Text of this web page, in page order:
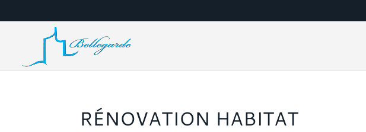
RÉNOVATION HABITAT